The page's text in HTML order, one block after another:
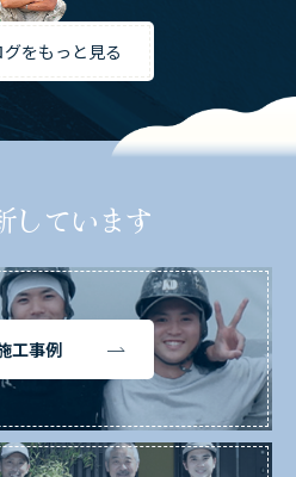
グをもっと見る
しています
工事例